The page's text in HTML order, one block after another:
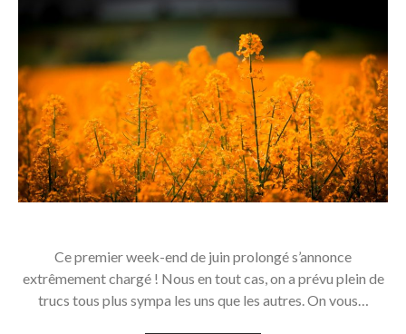
Ce premier week-end de juin prolongé s’annonce
extrêmement chargé ! Nous en tout cas, on a prévu plein de
trucs tous plus sympa les uns que les autres. On vous…